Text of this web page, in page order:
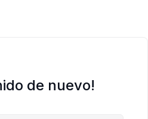
de nuevo!